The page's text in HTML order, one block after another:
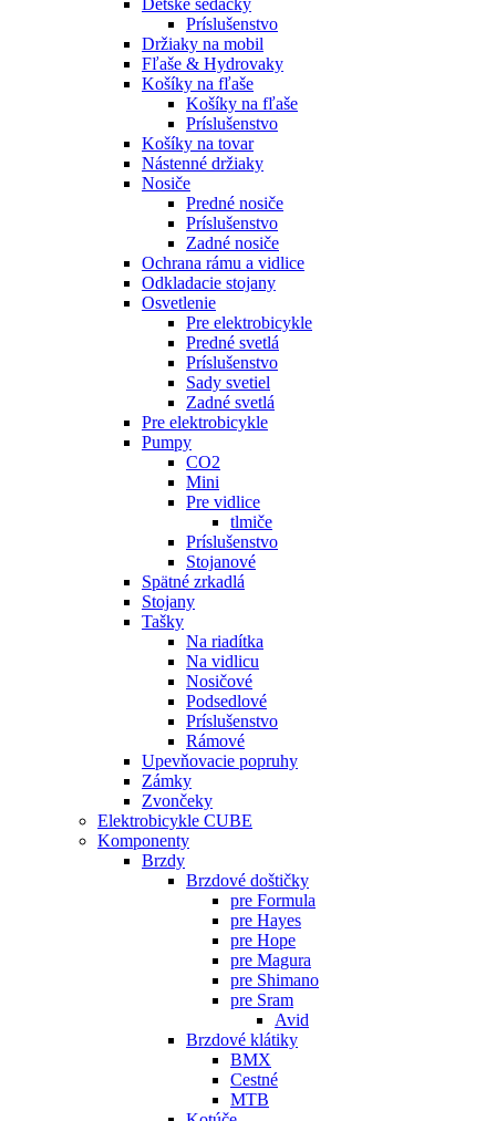
Detské sedačky
Príslušenstvo
Držiaky na mobil
Fľaše & Hydrovaky
Košíky na fľaše
Košíky na fľaše
Príslušenstvo
Košíky na tovar
Nástenné držiaky
Nosiče
Predné nosiče
Príslušenstvo
Zadné nosiče
Ochrana rámu a vidlice
Odkladacie stojany
Osvetlenie
Pre elektrobicykle
Predné svetlá
Príslušenstvo
Sady svetiel
Zadné svetlá
Pre elektrobicykle
Pumpy
CO2
Mini
Pre vidlice
tlmiče
Príslušenstvo
Stojanové
Spätné zrkadlá
Stojany
Tašky
Na riadítka
Na vidlicu
Nosičové
Podsedlové
Príslušenstvo
Rámové
Upevňovacie popruhy
Zámky
Zvončeky
Elektrobicykle CUBE
Komponenty
Brzdy
Brzdové doštičky
pre Formula
pre Hayes
pre Hope
pre Magura
pre Shimano
pre Sram
Avid
Brzdové klátiky
BMX
Cestné
MTB